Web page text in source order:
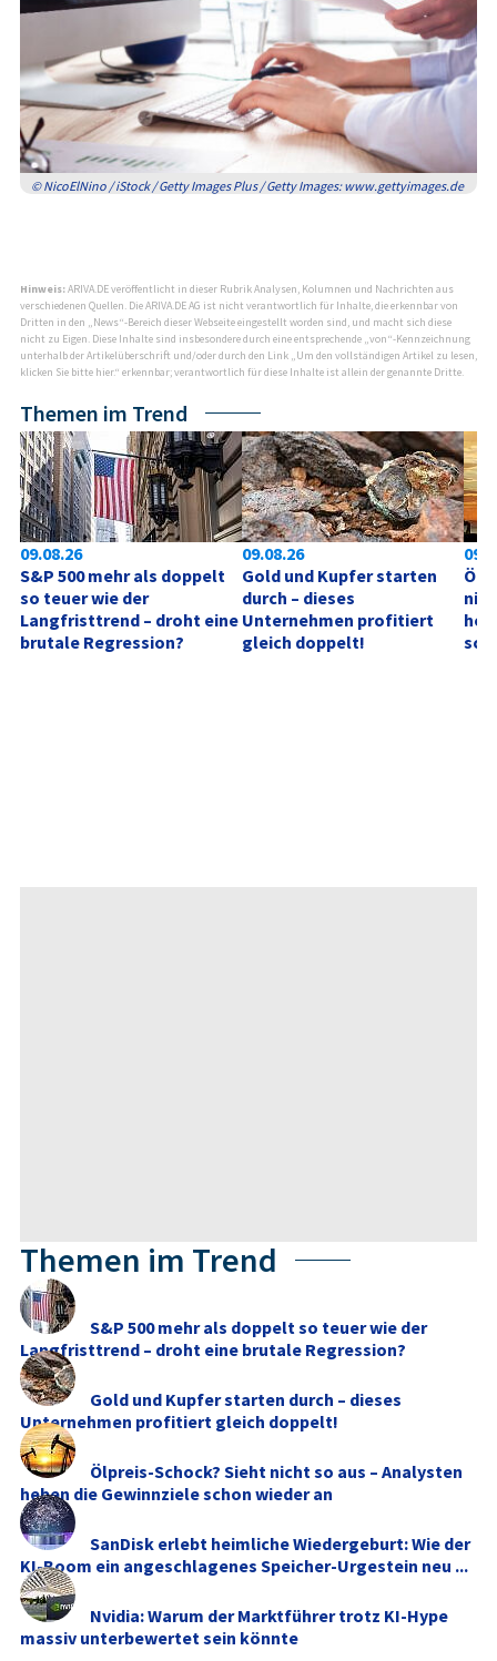
© NicoElNino / iStock / Getty Images Plus / Getty Images: www.gettyimages.de
Hinweis:ARIVA.DE veröffentlicht in dieser Rubrik Analysen, Kolumnen und Nachrichten aus
verschiedenen Quellen. Die ARIVA.DE AG ist nicht verantwortlich für Inhalte, die erkennbar von
Dritten in den „News“-Bereich dieser Webseite eingestellt worden sind, und macht sich diese
nicht zu Eigen. Diese Inhalte sind insbesondere durch eine entsprechende „von“-Kennzeichnung
unterhalb der Artikelüberschrift und/oder durch den Link „Um den vollständigen Artikel zu lesen,
klicken Sie bitte hier.“ erkennbar; verantwortlich für diese Inhalte ist allein der genannte Dritte.
Themen im Trend
09.08.26
S&P 500 mehr als doppelt
so teuer wie der
Langfristtrend – droht eine
brutale Regression?
09.08.26
Gold und Kupfer starten
durch – dieses
Unternehmen profitiert
gleich doppelt!
Themen im Trend
S&P 500 mehr als doppelt so teuer wie der
Langfristtrend – droht eine brutale Regression?
Gold und Kupfer starten durch – dieses
Unternehmen profitiert gleich doppelt!
Ölpreis-Schock? Sieht nicht so aus – Analysten
heben die Gewinnziele schon wieder an
SanDisk erlebt heimliche Wiedergeburt: Wie der
KI-Boom ein angeschlagenes Speicher-Urgestein neu ...
Nvidia: Warum der Marktführer trotz KI-Hype
massiv unterbewertet sein könnte